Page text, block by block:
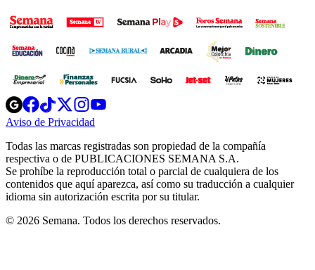
Opens
in
new
Opens
in
new
Opens
in
new
window
Opens
new
windowwindow
Aviso de Privacidad
new
window
Todas las marcas registradas son propiedad de la compañía
respectiva o de PUBLICACIONES SEMANA S.A.
Se prohíbe la reproducción total o parcial de cualquiera de los
contenidos que aquí aparezca, así como su traducción a cualquier
idioma sin autorización escrita por su titular.
© 2026 Semana. Todos los derechos reservados.